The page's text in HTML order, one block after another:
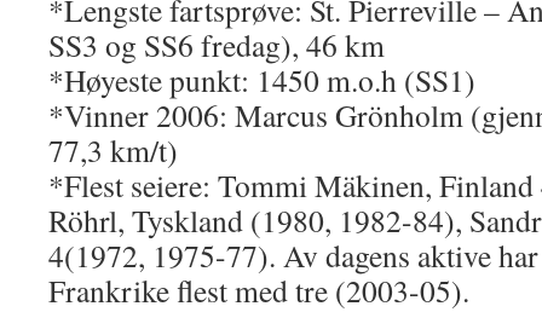
*Lengste fartsprøve: St. Pierreville –
SS3 og SS6 fredag), 46 km
*Høyeste punkt: 1450 m.o.h (SS1)
*Vinner 2006: Marcus Grönholm
77,3 km/t)
*Flest seiere: Tommi Mäkinen,
Röhrl, Tyskland (1980, 1982-84),
4(1972, 1975-77). Av dagens aktive
Frankrike flest med tre (2003-05).